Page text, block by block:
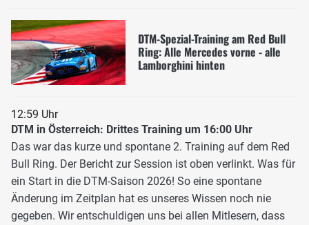
DTM-Spezial-Training am Red Bull
Ring: Alle Mercedes vorne - alle
Lamborghini hinten
12:59 Uhr
DTM in Österreich: Drittes Training um 16:00 Uhr
Das war das kurze und spontane 2. Training auf dem Red
Bull Ring. Der Bericht zur Session ist oben verlinkt. Was für
ein Start in die DTM-Saison 2026! So eine spontane
Änderung im Zeitplan hat es unseres Wissen noch nie
gegeben. Wir entschuldigen uns bei allen Mitlesern, dass